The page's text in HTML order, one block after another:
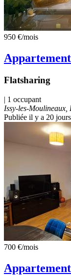
950 €/mois
Appartement
Flatsharing
| 1 occupant
Issy-les-Moulineaux,
Publiée il y a 20 jours
700 €/mois
Appartement